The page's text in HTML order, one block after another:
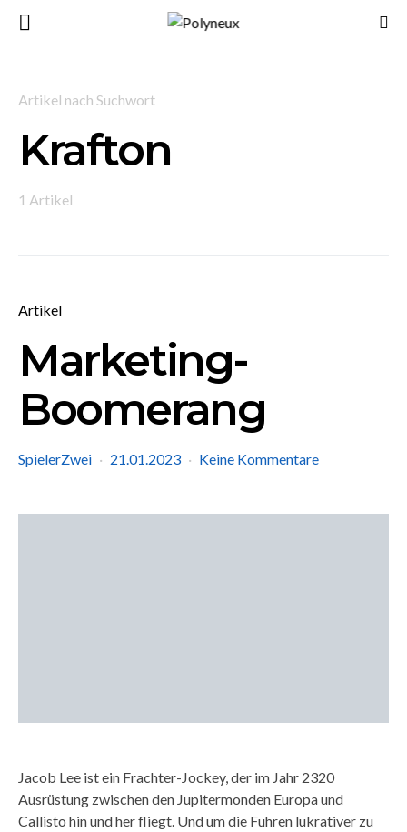
Artikel nach Suchwort
Krafton
1 Artikel
Artikel
Marketing-
Boomerang
SpielerZwei 21.01.2023 Keine Kommentare
Jacob Lee ist ein Frachter-Jockey, der im Jahr 2320
Ausrüstung zwischen den Jupitermonden Europa und
Callisto hin und her fliegt. Und um die Fuhren lukrativer zu